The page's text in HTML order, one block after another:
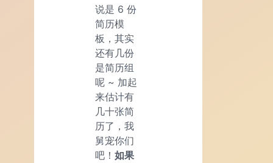
说是 6 份
简历模
板，其实
还有几份
是简历组
呢 ~ 加起
来估计有
几十张简
历了，我
舅宠你们
吧！ 如果